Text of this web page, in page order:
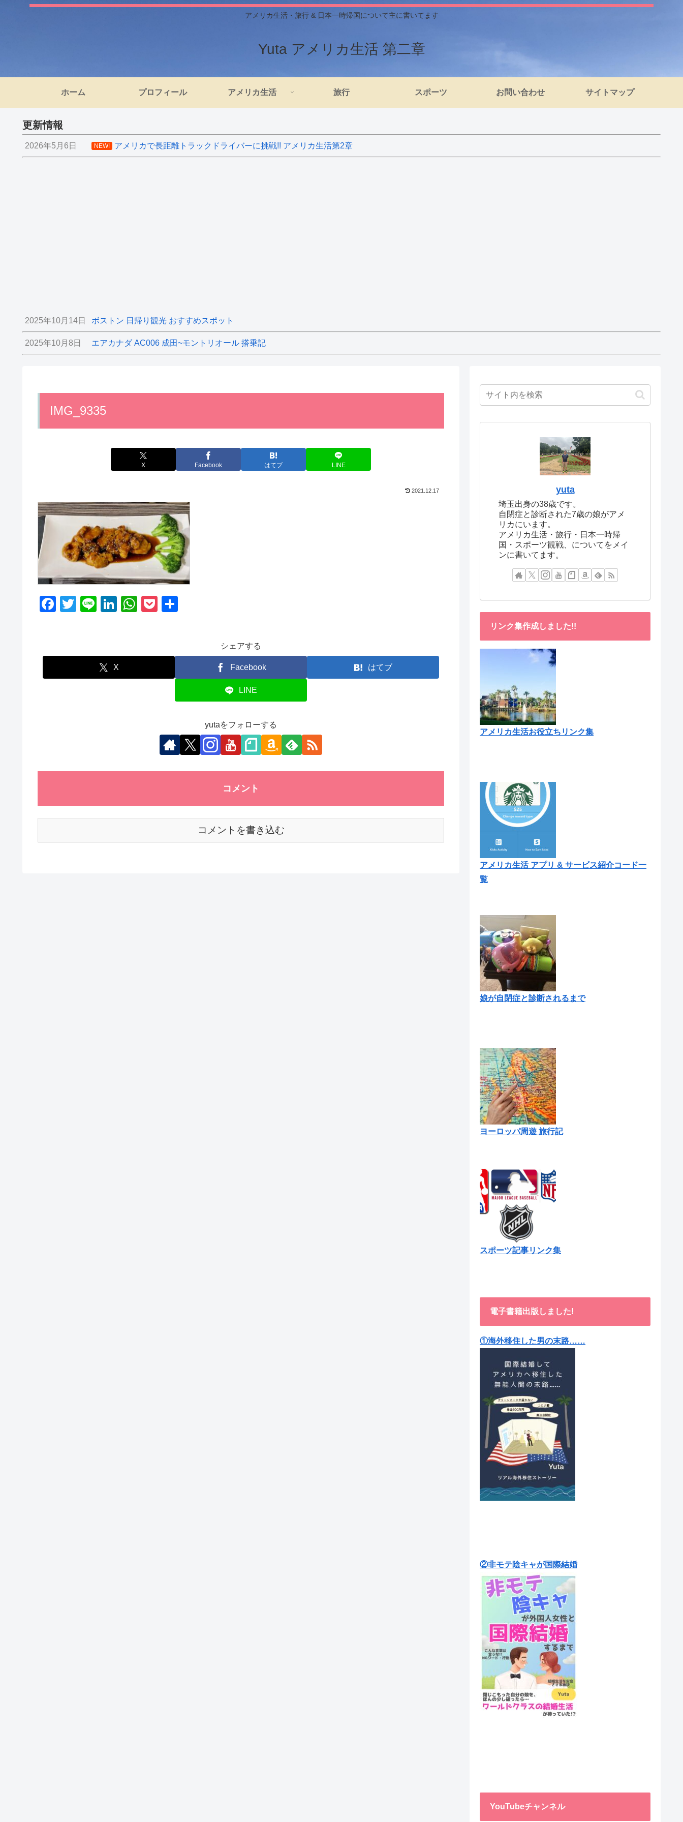
アメリカ生活・旅行 & 日本一時帰国について主に書いてます
Yuta アメリカ生活 第二章
ホーム プロフィール アメリカ生活 旅行 スポーツ お問い合わせ サイトマップ
更新情報
2026年5月6日 NEW! アメリカで長距離トラックドライバーに挑戦!! アメリカ生活第2章
2025年10月14日 ボストン 日帰り観光 おすすめスポット
2025年10月8日 エアカナダ AC006 成田~モントリオール 搭乗記
IMG_9335
X Facebook はてブ LINE
2021.12.17
F
e
T
er
Li
Li
e
dI
W
s
P
et
シェアする
X Facebook はてブ
LINE
yutaをフォローする
コメント
コメントを書き込む
yuta
埼玉出身の38歳です。
自閉症と診断された7歳の娘がアメ
リカにいます。
アメリカ生活・旅行・日本一時帰
国・スポーツ観戦、についてをメイ
ンに書いてます。
リンク集作成しました!!
アメリカ生活お役立ちリンク集
アメリカ生活 アプリ & サービス紹介コード一
覧
娘が自閉症と診断されるまで
ヨーロッパ周遊 旅行記
スポーツ記事リンク集
電子書籍出版しました!
①海外移住した男の末路……
②非モテ陰キャが国際結婚
YouTubeチャンネル